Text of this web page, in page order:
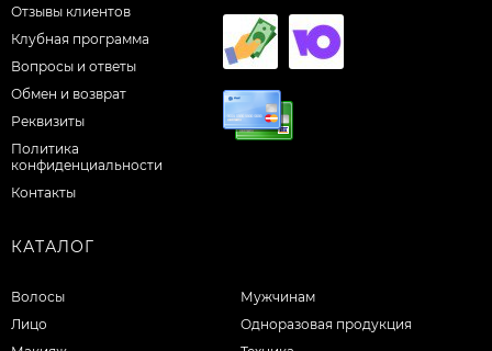
Отзывы клиентов
Клубная программа
Вопросы и ответы
Обмен и возврат
Реквизиты
Политика
конфиденциальности
Контакты
КАТАЛОГ
Волосы
Лицо
Мужчинам
Одноразовая продукция